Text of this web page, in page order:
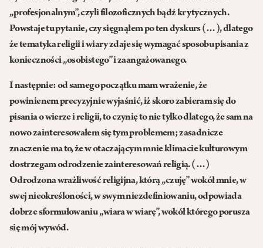
„profesjonalnym”, czyli filozoficznych bądź krytycznych.
Powstaje tu pytanie, czy sięgnąłem po ten dyskurs (…), dlatego
że tematyka religii i wiary zdaje się wymagać sposobu pisania z
konieczności „osobistego” i zaangażowanego.
I następnie: od samego początku mam wrażenie, że
powinienem precyzyjnie wyjaśnić, iż skoro zabieram się do
pisania o wierze i religii, to czynię to nie tylko dlatego, że sam na
nowo zainteresowałem się tym problemem; zasadnicze
znaczenie ma to, że w otaczającym mnie klimacie kulturowym
dostrzegam odrodzenie zainteresowań religią. (…)
Odrodzona wrażliwość religijna, którą „czuję” wokół mnie, w
swej nieokreśloności, w swym niezdefiniowaniu, odpowiada
dobrze sformułowaniu „wiara w wiarę”, wokół którego porusza
się mój wywód.